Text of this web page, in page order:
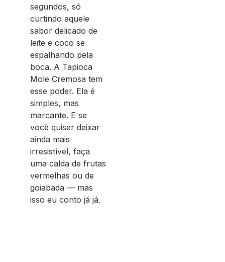
segundos, só
curtindo aquele
sabor delicado de
leite e coco se
espalhando pela
boca. A Tapioca
Mole Cremosa tem
esse poder. Ela é
simples, mas
marcante. E se
você quiser deixar
ainda mais
irresistível, faça
uma calda de frutas
vermelhas ou de
goiabada — mas
isso eu conto já já.